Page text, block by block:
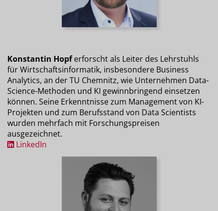
Konstantin Hopferforscht als Leiter des Lehrstuhls
für Wirtschaftsinformatik, insbesondere Business
Analytics, an der TU Chemnitz, wie Unternehmen Data-
Science-Methoden und KI gewinnbringend einsetzen
können. Seine Erkenntnisse zum Management von KI-
Projekten und zum Berufsstand von Data Scientists
wurden mehrfach mit Forschungspreisen
ausgezeichnet.
LinkedIn